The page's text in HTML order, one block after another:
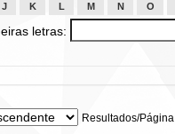
J K L M N O
letras:
Resultados/Página